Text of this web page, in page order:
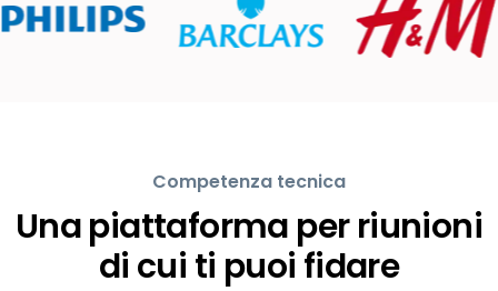
Competenza tecnica
Una piattaforma per riunioni
di cui ti puoi fidare